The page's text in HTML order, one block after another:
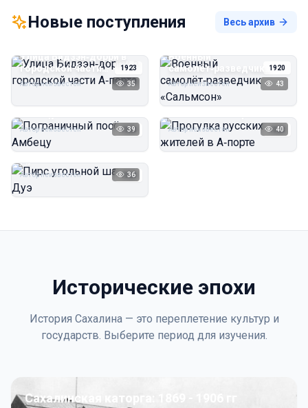
Новые поступления Весь архив
1923
Улица Бидзэн‑дорри в
городской части
А‑порта
Автор неизвестен 35
1920
Военный
самолёт‑разведчик
«Сальмсон»
Автор неизвестен 43
1923
Автор неизвестен 39 1923
Прогулка русских
Автор неизвестен 40
1923
Пирс угольной шахты
Автор неизвестен 36
Исторические эпохи
История Сахалина — это переплетение культур и
государств. Выберите период для изучения.
Сахалинская каторга: 1869 - 1906 гг